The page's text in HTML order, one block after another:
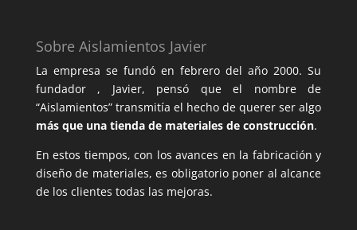
Sobre Aislamientos Javier
La empresa se fundó en febrero del año 2000. Su
fundador , Javier, pensó que el nombre de
“Aislamientos” transmitía el hecho de querer ser algo
más que una tienda de materiales de construcción.
En estos tiempos, con los avances en la fabricación y
diseño de materiales, es obligatorio poner al alcance
de los clientes todas las mejoras.